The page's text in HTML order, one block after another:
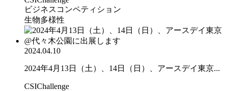
ビジネスコンペティション
生物多様性
2024.04.10
2024年4月13日（土）、14日（日）、アースデイ東京...
CSIChallenge